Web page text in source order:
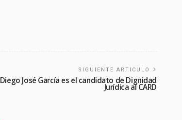
SIGUIENTE ARTICULO
Diego José García es el candidato de Dignidad
Jurídica al CARD